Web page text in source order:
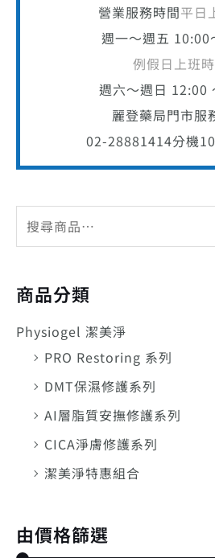
營業服務時間平日
週一～週五 10:00
例假日上班
週六～週日 12:00
麗登藥局門市服
02-28881414分機
商品分類
Physiogel 潔美淨
PRO Restoring 系列
DMT保濕修護系列
AI層脂質安撫修護系列
CICA淨膚修護系列
潔美淨特惠組合
由價格篩選